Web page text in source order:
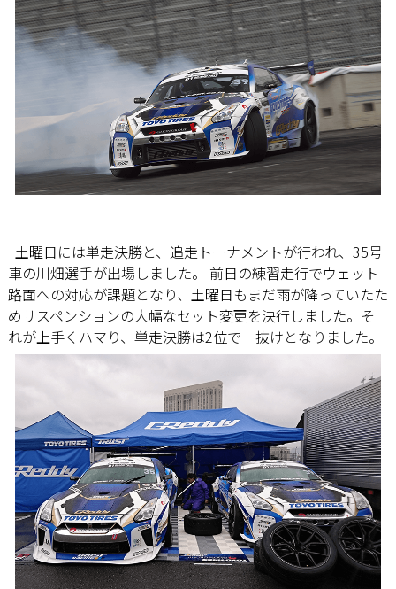
土曜日には単走決勝と、追走トーナメントが行われ、35号
車の川畑選手が出場しました。 前日の練習走行でウェット
路面への対応が課題となり、土曜日もまだ雨が降っていたた
めサスペンションの大幅なセット変更を決行しました。そ
れが上手くハマり、単走決勝は2位で一抜けとなりました。